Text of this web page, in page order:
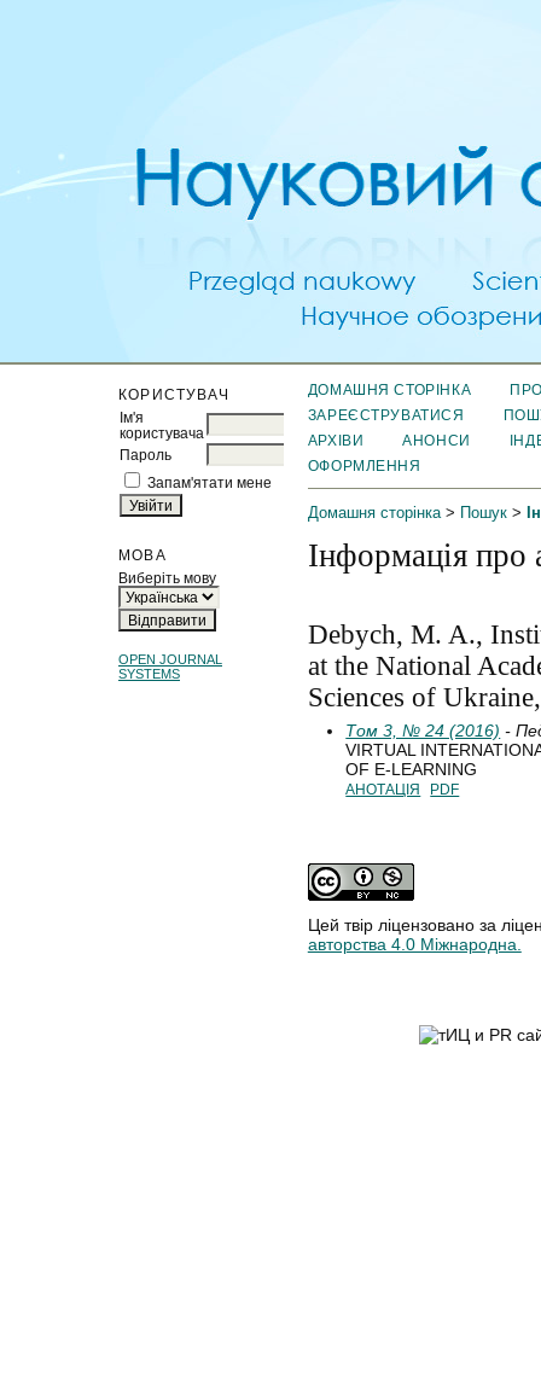
КОРИСТУВАЧ
Ім'я
користувача
Пароль
Запам'ятати мене
МОВА
Виберіть мову
OPEN JOURNAL
SYSTEMS
ДОМАШНЯ СТОРІНКА
ЗАРЕЄСТРУВАТИСЯ
АРХІВИ
АНОНСИ
ОФОРМЛЕННЯ
Домашня сторінка> Пошук>
Інформація про
Debych, M. A.,
at the National
Sciences of
Том 3, № 24 (2016) -
VIRTUAL
OF E-LEARNING
АНОТАЦІЯ PDF
Цей твір ліцензовано за
авторства 4.0 Міжнародна.